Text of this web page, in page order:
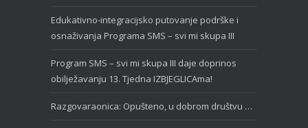
Edukativno-integracijsko putovanje podrške i
osnaživanja Programa SMS – svi mi skupa III
Program SMS – svi mi skupa III daje doprinos
obilježavanju 13. Tjedna IZBJEGLICAma!
Razgovaraonica: Opušteno, u dobrom društvu …